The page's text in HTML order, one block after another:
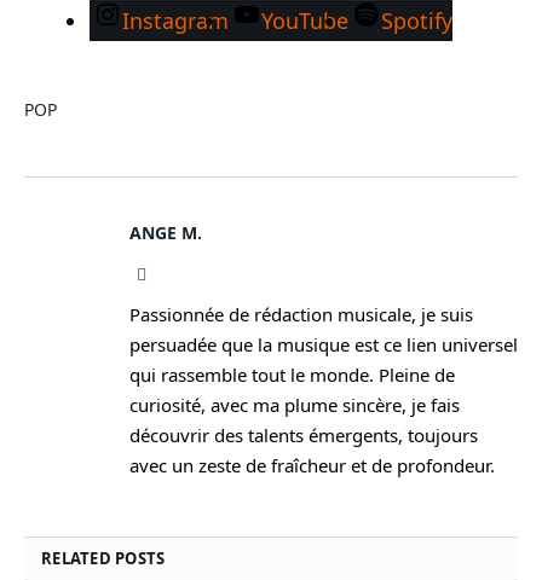
Instagram YouTube Spotify
POP
ANGE M.
Passionnée de rédaction musicale, je suis
persuadée que la musique est ce lien universel
qui rassemble tout le monde. Pleine de
curiosité, avec ma plume sincère, je fais
découvrir des talents émergents, toujours
avec un zeste de fraîcheur et de profondeur.
RELATED POSTS